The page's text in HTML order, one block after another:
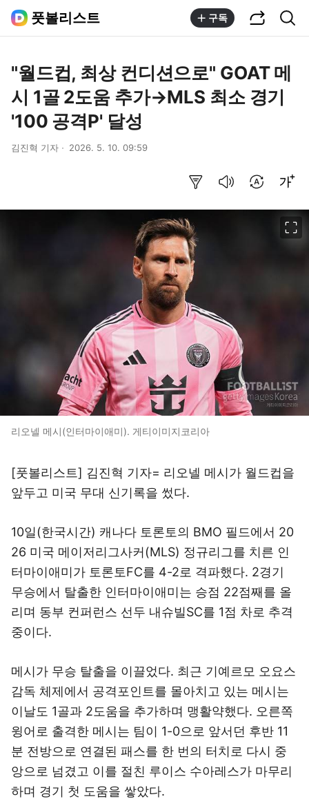
풋볼리스트 구독
"월드컵, 최상 컨디션으로" GOAT 메
시 1골 2도움 추가→MLS 최소 경기
'100 공격P' 달성
김진혁 기자 2026. 5. 10. 09:59
리오넬 메시(인터마이애미). 게티이미지코리아
[풋볼리스트] 김진혁 기자= 리오넬 메시가 월드컵을
앞두고 미국 무대 신기록을 썼다.
10일(한국시간) 캐나다 토론토의 BMO 필드에서 20
26 미국 메이저리그사커(MLS) 정규리그를 치른 인
터마이애미가 토론토FC를 4-2로 격파했다. 2경기
무승에서 탈출한 인터마이애미는 승점 22점째를 올
리며 동부 컨퍼런스 선두 내슈빌SC를 1점 차로 추격
중이다.
메시가 무승 탈출을 이끌었다. 최근 기예르모 오요스
감독 체제에서 공격포인트를 몰아치고 있는 메시는
이날도 1골과 2도움을 추가하며 맹활약했다. 오른쪽
윙어로 출격한 메시는 팀이 1-0으로 앞서던 후반 11
분 전방으로 연결된 패스를 한 번의 터치로 다시 중
앙으로 넘겼고 이를 절친 루이스 수아레스가 마무리
하며 경기 첫 도움을 쌓았다.